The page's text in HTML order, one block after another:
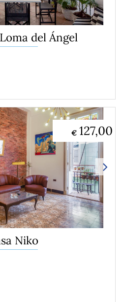
del Ángel
127,00
€
Niko